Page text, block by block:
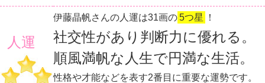
人運
伊藤晶帆さんの人運は31画の5つ星 ！
社交性があり判断力に優れる。
順風満帆な人生で円満な生活。
性格や才能などを表す2番目に重要な運勢です。